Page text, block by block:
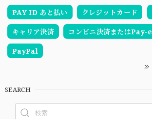
PAY ID あと払い
クレジットカード
キャリア決済 コンビニ決済またはPay-
PayPal
SEARCH